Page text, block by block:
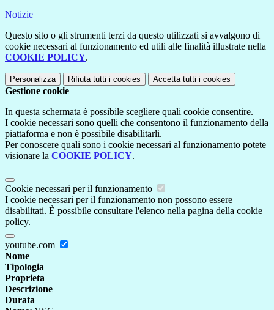
Notizie
Questo sito o gli strumenti terzi da questo utilizzati si avvalgono di
cookie necessari al funzionamento ed utili alle finalità illustrate nella
COOKIE POLICY.
Personalizza Rifiuta tutti i cookies Accetta tutti i cookies
Gestione cookie
In questa schermata è possibile scegliere quali cookie consentire.
I cookie necessari sono quelli che consentono il funzionamento della
piattaforma e non è possibile disabilitarli.
Per conoscere quali sono i cookie necessari al funzionamento potete
visionare la COOKIE POLICY.
Cookie necessari per il funzionamento
I cookie necessari per il funzionamento non possono essere
disabilitati. È possibile consultare l'elenco nella pagina della cookie
policy.
youtube.com
Nome
Tipologia
Proprieta
Descrizione
Durata